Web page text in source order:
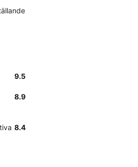
9.5
8.9
8.4